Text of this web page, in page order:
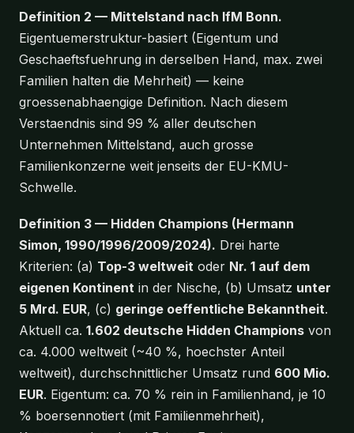
Definition 2 — Mittelstand nach IfM Bonn.
Eigentuemerstruktur-basiert (Eigentum und
Geschaeftsfuehrung in derselben Hand, max. zwei
Familien halten die Mehrheit) — keine
groessenabhaengige Definition. Nach diesem
Verstaendnis sind 99 % aller deutschen
Unternehmen Mittelstand, auch grosse
Familienkonzerne weit jenseits der EU-KMU-
Schwelle.
Definition 3 — Hidden Champions (Hermann
Simon, 1990/1996/2009/2024). Drei harte
Kriterien: (a) Top-3 weltweit oder Nr. 1 auf dem
eigenen Kontinent in der Nische, (b) Umsatz unter
5 Mrd. EUR, (c) geringe oeffentliche Bekanntheit.
Aktuell ca. 1.602 deutsche Hidden Champions von
ca. 4.000 weltweit (~40 %, hoechster Anteil
weltweit), durchschnittlicher Umsatz rund 600 Mio.
EUR. Eigentum: ca. 70 % rein in Familienhand, je 10
% boersennotiert (mit Familienmehrheit),